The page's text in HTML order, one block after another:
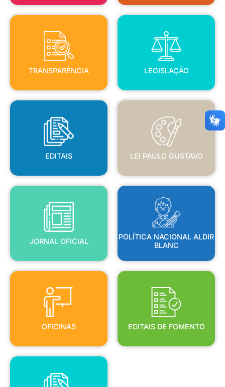
TRANSPARÊNCIA
TRANSPARÊNCIA
LEGISLAÇÃO
LEGISLAÇÃO
EDITAIS
EDITAIS
LEI PAULO GUSTAVO
LEI PAULO GUSTAVO
JORNAL OFICIAL
JORNAL OFICIAL
POLÍTICA NACIONAL ALDIR
BLANC
POLÍTICA NACIONAL ALDIR
BLANC
OFICINAS
OFICINAS
EDITAIS DE FOMENTO
EDITAIS DE FOMENTO
PORTARIAS